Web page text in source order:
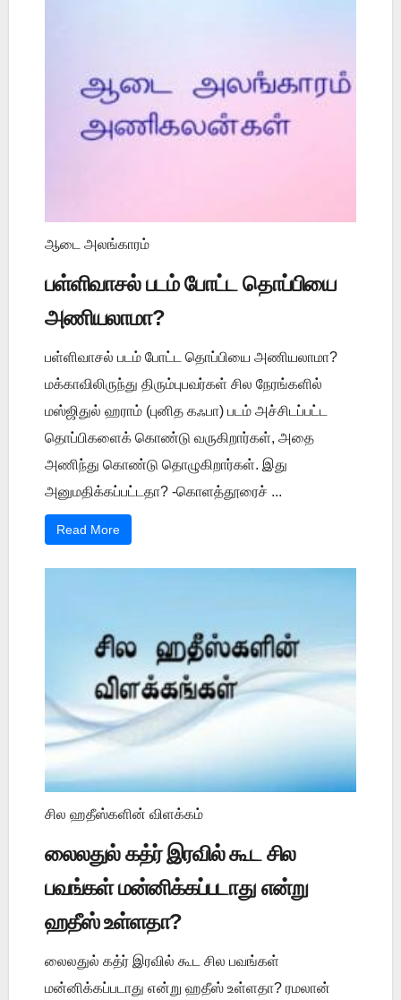
ஆடை அலங்காரம்
பள்ளிவாசல் படம் போட்ட தொப்பியை
அணியலாமா?
பள்ளிவாசல் படம் போட்ட தொப்பியை அணியலாமா?
மக்காவிலிருந்து திரும்புபவர்கள் சில நேரங்களில்
மஸ்ஜிதுல் ஹராம் (புனித கஃபா) படம் அச்சிடப்பட்ட
தொப்பிகளைக் கொண்டு வருகிறார்கள், அதை
அணிந்து கொண்டு தொழுகிறார்கள். இது
அனுமதிக்கப்பட்டதா? -கொளத்தூரைச் ...
Read More
சில ஹதீஸ்களின் விளக்கம்
லைலதுல் கத்ர் இரவில் கூட சில
பவங்கள் மன்னிக்கப்படாது என்று
ஹதீஸ் உள்ளதா?
லைலதுல் கத்ர் இரவில் கூட சில பவங்கள்
மன்னிக்கப்படாது என்று ஹதீஸ் உள்ளதா? ரமலான்